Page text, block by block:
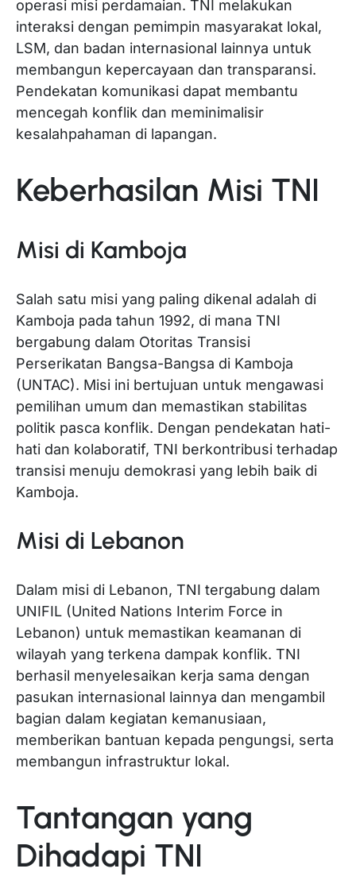
operasi misi perdamaian. TNI melakukan
interaksi dengan pemimpin masyarakat lokal,
LSM, dan badan internasional lainnya untuk
membangun kepercayaan dan transparansi.
Pendekatan komunikasi dapat membantu
mencegah konflik dan meminimalisir
kesalahpahaman di lapangan.
Keberhasilan Misi TNI
Misi di Kamboja
Salah satu misi yang paling dikenal adalah di
Kamboja pada tahun 1992, di mana TNI
bergabung dalam Otoritas Transisi
Perserikatan Bangsa-Bangsa di Kamboja
(UNTAC). Misi ini bertujuan untuk mengawasi
pemilihan umum dan memastikan stabilitas
politik pasca konflik. Dengan pendekatan hati-
hati dan kolaboratif, TNI berkontribusi terhadap
transisi menuju demokrasi yang lebih baik di
Kamboja.
Misi di Lebanon
Dalam misi di Lebanon, TNI tergabung dalam
UNIFIL (United Nations Interim Force in
Lebanon) untuk memastikan keamanan di
wilayah yang terkena dampak konflik. TNI
berhasil menyelesaikan kerja sama dengan
pasukan internasional lainnya dan mengambil
bagian dalam kegiatan kemanusiaan,
memberikan bantuan kepada pengungsi, serta
membangun infrastruktur lokal.
Tantangan yang
Dihadapi TNI